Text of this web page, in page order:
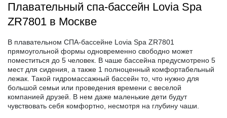
Плавательный спа-бассейн Lovia Spa
ZR7801 в Москве
В плавательном СПА-бассейне Lovia Spa ZR7801
прямоугольной формы одновременно свободно может
поместиться до 5 человек. В чаше бассейна предусмотрено 5
мест для сидения, а также 1 полноценный комфортабельный
лежак. Такой гидромассажный бассейн то, что нужно для
большой семьи или проведения времени с веселой
компанией друзей. В нем даже маленькие дети будут
чувствовать себя комфортно, несмотря на глубину чаши.